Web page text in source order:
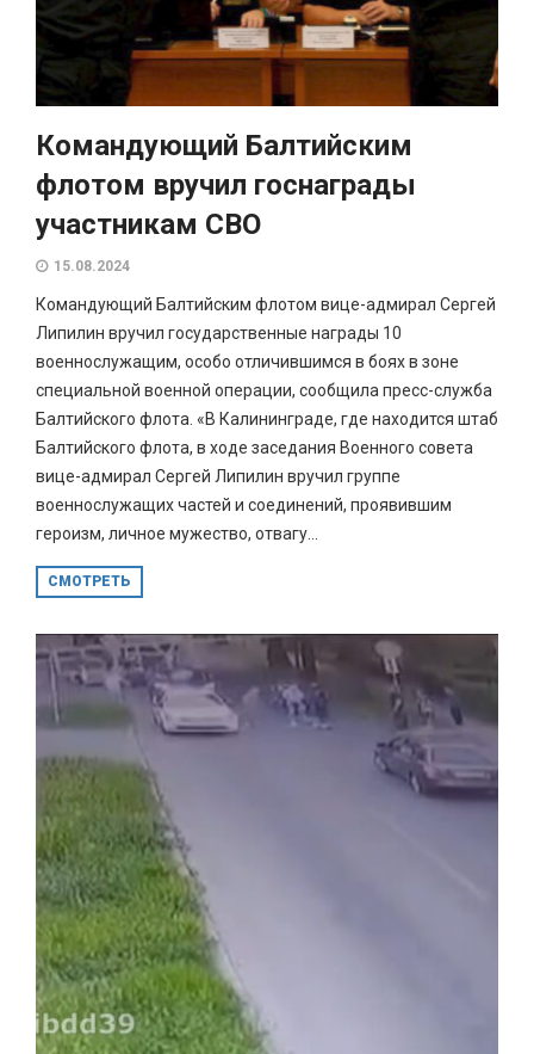
Командующий Балтийским
флотом вручил госнаграды
участникам СВО
15.08.2024
Командующий Балтийским флотом вице-адмирал Сергей
Липилин вручил государственные награды 10
военнослужащим, особо отличившимся в боях в зоне
специальной военной операции, сообщила пресс-служба
Балтийского флота. «В Калининграде, где находится штаб
Балтийского флота, в ходе заседания Военного совета
вице-адмирал Сергей Липилин вручил группе
военнослужащих частей и соединений, проявившим
героизм, личное мужество, отвагу...
СМОТРЕТЬ